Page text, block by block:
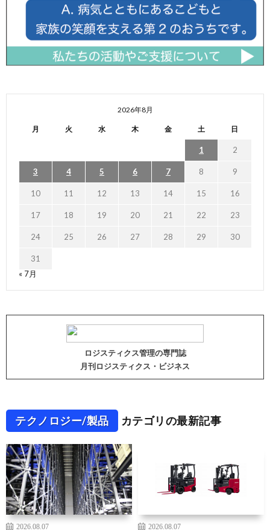
2026年8月
月 火 水 木 金 土 日
1 2
3 4 5 6 7 8 9
10 11 12 13 14 15 16
17 18 19 20 21 22 23
24 25 26 27 28 29 30
31
« 7月
ロジスティクス管理の専門誌
月刊ロジスティクス・ビジネス
テクノロジー/製品 カテゴリの最新記事
2026.08.07
2026.08.07